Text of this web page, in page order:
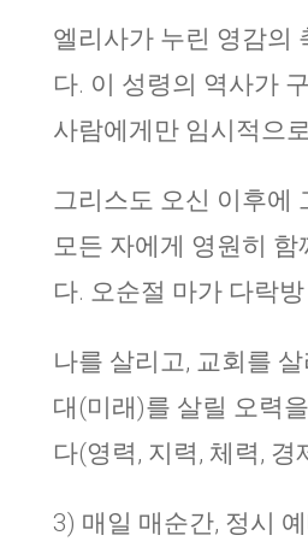
엘리사가 누린 영감의
다. 이 성령의 역사가
사람에게만 임시적으
그리스도 오신 이후에
모든 자에게 영원히 함
다. 오순절 마가 다락
나를 살리고, 교회를
대(미래)를 살릴 오력
다(영력, 지력, 체력, 경
3) 매일 매순간, 정시